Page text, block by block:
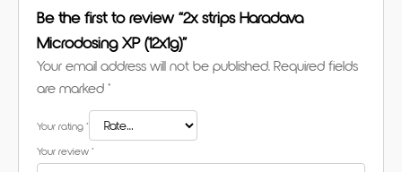
Be the first to review “2x strips Haradava
Microdosing XP (12x1g)”
Your email address will not be published. Required fields
are marked *
Your rating *
Your review *